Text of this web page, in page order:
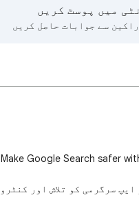
میں پوسٹ کریں
سے جوابات حاصل کریں
Make Google Search safer
ایپ سرگرمی کو تلاش اور